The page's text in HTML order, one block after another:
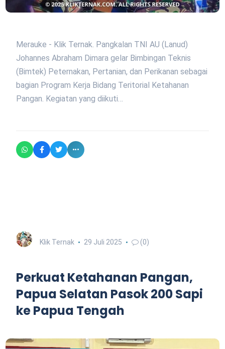
Merauke - Klik Ternak. Pangkalan TNI AU (Lanud)
Johannes Abraham Dimara gelar Bimbingan Teknis
(Bimtek) Peternakan, Pertanian, dan Perikanan sebagai
bagian Program Kerja Bidang Teritorial Ketahanan
Pangan. Kegiatan yang diikuti…
Klik Ternak 29 Juli 2025 (0)
Perkuat Ketahanan Pangan,
Papua Selatan Pasok 200 Sapi
ke Papua Tengah